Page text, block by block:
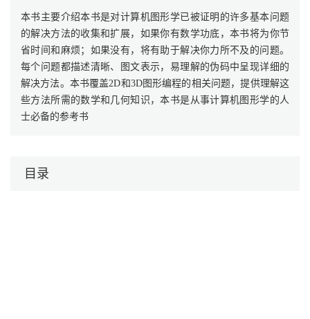
本书主要介绍本书是对计算机图形学已被证明的许多基本问题
的解决方法的收集和扩展，如果你有数学功底，本书将为你节
省时间和麻烦；如果没有，将有助于解决你力所不及的问题。
每个问题都描述清晰、图文表示，易理解的伪码中呈现详细的
解决方法。本书覆盖2D和3D图形编程的相关问题，提供理解这
些方法所需的数学和几何知识，本书是从事计算机图形学的人
士必备的参考书
目录